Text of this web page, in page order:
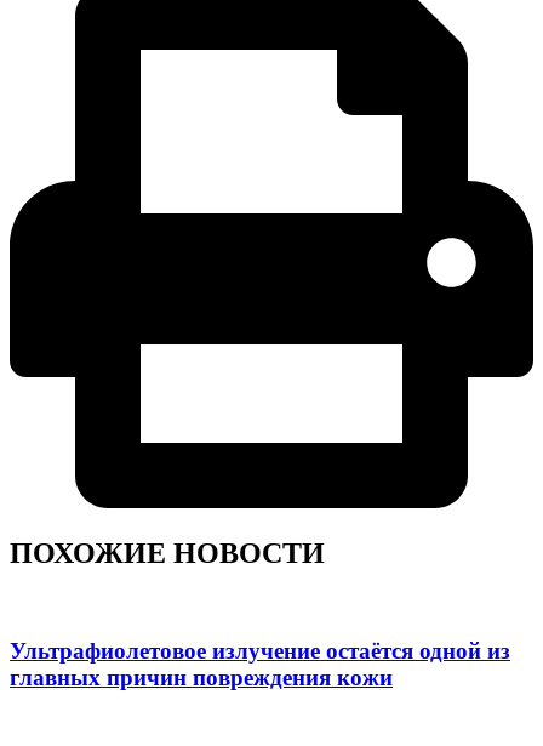
ПОХОЖИЕ НОВОСТИ
Ультрафиолетовое излучение остаётся одной из
главных причин повреждения кожи